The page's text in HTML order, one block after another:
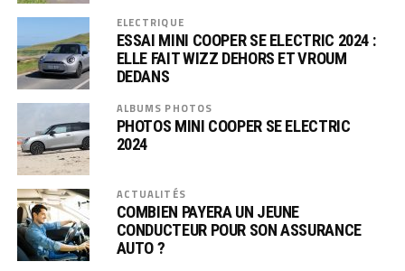
ELECTRIQUE
ESSAI MINI COOPER SE ELECTRIC 2024 :
ELLE FAIT WIZZ DEHORS ET VROUM
DEDANS
ALBUMS PHOTOS
PHOTOS MINI COOPER SE ELECTRIC
2024
ACTUALITÉS
COMBIEN PAYERA UN JEUNE
CONDUCTEUR POUR SON ASSURANCE
AUTO ?